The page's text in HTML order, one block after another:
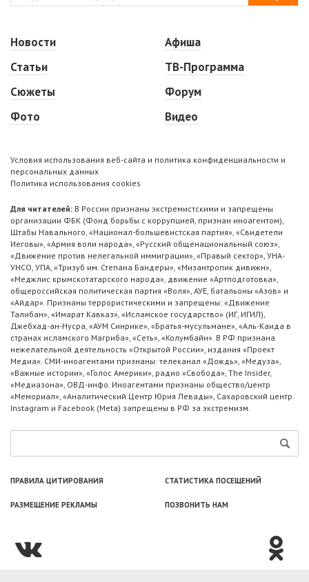
Новости
Статьи
Сюжеты
Фото
Афиша
ТВ-Программа
Форум
Видео
Условия использования веб-сайта и политика конфиденциальности и
персональных данных
Политика использования cookies
Для читателей: В России признаны экстремистскими и запрещены
организации ФБК (Фонд борьбы с коррупцией, признан иноагентом),
Штабы Навального, «Национал-большевистская партия», «Свидетели
Иеговы», «Армия воли народа», «Русский общенациональный союз»,
«Движение против нелегальной иммиграции», «Правый сектор», УНА-
УНСО, УПА, «Тризуб им. Степана Бандеры», «Мизантропик дивижн»,
«Меджлис крымскотатарского народа», движение «Артподготовка»,
общероссийская политическая партия «Воля», АУЕ, батальоны «Азов» и
«Айдар». Признаны террористическими и запрещены: «Движение
Талибан», «Имарат Кавказ», «Исламское государство» (ИГ, ИГИЛ),
Джебхад-ан-Нусра, «АУМ Синрике», «Братья-мусульмане», «Аль-Каида в
странах исламского Магриба», «Сеть», «Колумбайн». В РФ признана
нежелательной деятельность «Открытой России», издания «Проект
Медиа». СМИ-иноагентами признаны: телеканал «Дождь», «Медуза»,
«Важные истории», «Голос Америки», радио «Свобода», The Insider,
«Медиазона», ОВД-инфо. Иноагентами признаны общество/центр
«Мемориал», «Аналитический Центр Юрия Левады», Сахаровский центр.
Instagram и Facebook (Metа) запрещены в РФ за экстремизм.
ПРАВИЛА ЦИТИРОВАНИЯ СТАТИСТИКА ПОСЕЩЕНИЙ
РАЗМЕЩЕНИЕ РЕКЛАМЫ ПОЗВОНИТЬ НАМ